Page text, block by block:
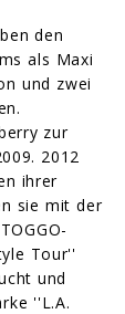
den
als Maxi
und zwei
zur
2012
ihrer
sie mit der
Tour''
und
''L.A.